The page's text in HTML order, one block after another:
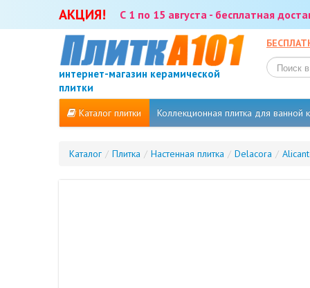
АКЦИЯ! С 1 по 15 августа - бесплатная
интернет-магазин керамической
плитки
Каталог плитки Коллекционная плитка для ванной
Каталог / Плитка / Настенная плитка / Delacora /